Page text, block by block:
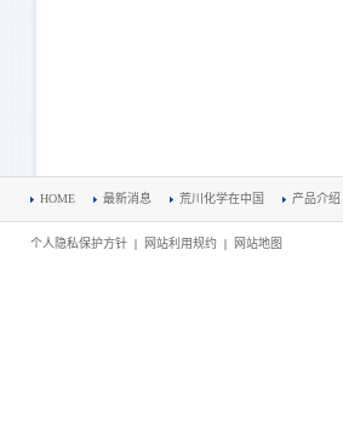
HOME 最新消息 荒川化学在中国 产品介绍
个人隐私保护方针 | 网站利用规约 | 网站地图